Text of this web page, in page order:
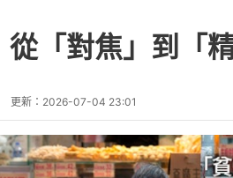
從「對焦」到「
更新： 2026-07-04 23:01